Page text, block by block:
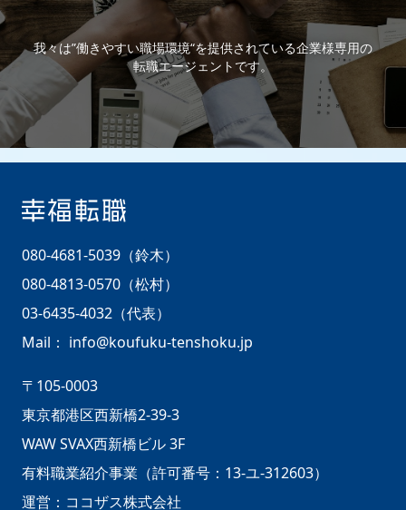
我々は”働きやすい職場環境“を提供されている企業様専用の
転職エージェントです。
080-4681-5039（鈴木）
080-4813-0570（松村）
03-6435-4032（代表）
Mail： info@koufuku-tenshoku.jp
〒105-0003
東京都港区西新橋2-39-3
WAW SVAX西新橋ビル 3F
有料職業紹介事業（許可番号：13-ユ-312603）
運営：ココザス株式会社